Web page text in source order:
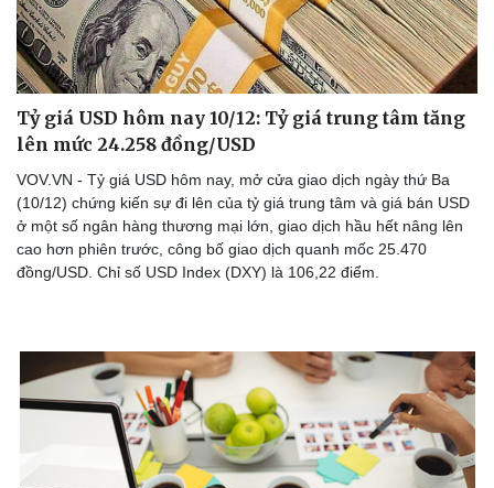
Tỷ giá USD hôm nay 10/12: Tỷ giá trung tâm tăng
lên mức 24.258 đồng/USD
VOV.VN - Tỷ giá USD hôm nay, mở cửa giao dịch ngày thứ Ba
(10/12) chứng kiến sự đi lên của tỷ giá trung tâm và giá bán USD
ở một số ngân hàng thương mại lớn, giao dịch hầu hết nâng lên
cao hơn phiên trước, công bố giao dịch quanh mốc 25.470
đồng/USD. Chỉ số USD Index (DXY) là 106,22 điểm.